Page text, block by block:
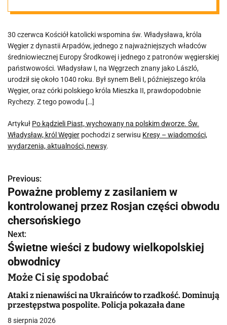
dworze. Św.
Władysław,
król Węgier
30 czerwca Kościół katolicki wspomina św. Władysława, króla
Węgier z dynastii Arpadów, jednego z najważniejszych władców
średniowiecznej Europy Środkowej i jednego z patronów węgierskiej
państwowości. Władysław I, na Węgrzech znany jako László,
urodził się około 1040 roku. Był synem Beli I, późniejszego króla
Węgier, oraz córki polskiego króla Mieszka II, prawdopodobnie
Rychezy. Z tego powodu […]
Artykuł Po kądzieli Piast, wychowany na polskim dworze. Św.
Władysław, król Węgier pochodzi z serwisu Kresy – wiadomości,
wydarzenia, aktualności, newsy.
N
a
w
i
g
a
c
j
Previous:
Poważne problemy z zasilaniem w
kontrolowanej przez Rosjan części obwodu
chersońskiego
Next:
Świetne wieści z budowy wielkopolskiej
obwodnicy
Może Ci się spodobać
Ataki z nienawiści na Ukraińców to rzadkość. Dominują
przestępstwa pospolite. Policja pokazała dane
8 sierpnia 2026